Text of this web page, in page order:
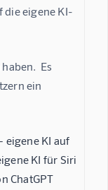
die eigene KI-
Es
ein
eigene KI auf
KI für Siri
ChatGPT